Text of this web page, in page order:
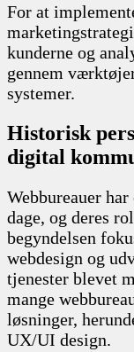
For at
kunderne og
gennem
systemer.
Historisk
digital
Webbureauer
dage, og deres
begyndelsen
webdesign og
tjenester blevet
mange
løsninger,
UX/UI design.